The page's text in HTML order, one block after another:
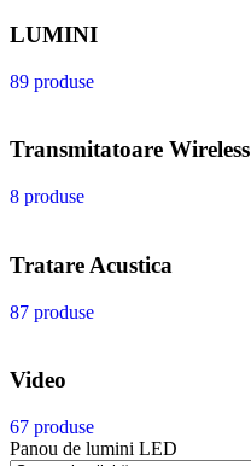
LUMINI
89 produse
Transmitatoare Wireless
8 produse
Tratare Acustica
87 produse
Video
67 produse
Panou de lumini LED